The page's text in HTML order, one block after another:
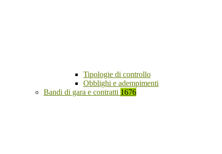
Tipologie di controllo
Obblighi e adempimenti
Bandi di gara e contratti 1676